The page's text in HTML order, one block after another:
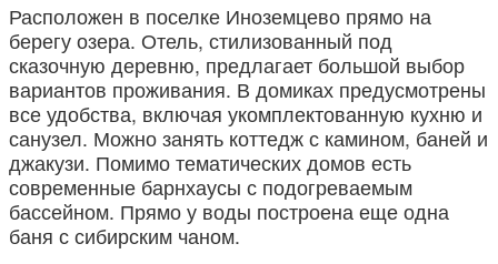
Расположен в поселке Иноземцево прямо на
берегу озера. Отель, стилизованный под
сказочную деревню, предлагает большой выбор
вариантов проживания. В домиках предусмотрены
все удобства, включая укомплектованную кухню и
санузел. Можно занять коттедж с камином, баней и
джакузи. Помимо тематических домов есть
современные барнхаусы с подогреваемым
бассейном. Прямо у воды построена еще одна
баня с сибирским чаном.